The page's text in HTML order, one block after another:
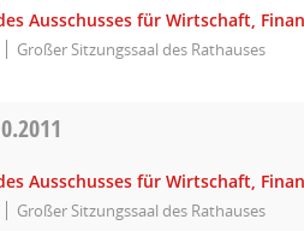
Ausschusses für Wirtschaft,
Großer Sitzungssaal des Rathauses
Ausschusses für Wirtschaft,
Großer Sitzungssaal des Rathauses